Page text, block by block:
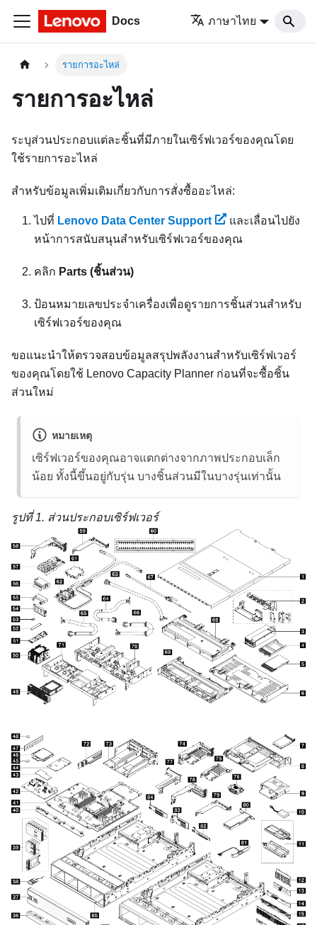
Docs ภาษาไทย
รายการอะไหล่
รายการอะไหล่
ระบุส่วนประกอบแต่ละชิ้นที่มีภายในเซิร์ฟเวอร์ของคุณโดย
ใช้รายการอะไหล่
สำหรับข้อมูลเพิ่มเติมเกี่ยวกับการสั่งซื้ออะไหล่:
ไปที่ Lenovo Data Center Support
และเลื่อนไปยัง
หน้าการสนับสนุนสำหรับเซิร์ฟเวอร์ของคุณ
คลิก Parts (ชิ้นส่วน)
ป้อนหมายเลขประจำเครื่องเพื่อดูรายการชิ้นส่วนสำหรับ
เซิร์ฟเวอร์ของคุณ
ขอแนะนำให้ตรวจสอบข้อมูลสรุปพลังงานสำหรับเซิร์ฟเวอร์
ของคุณโดยใช้ Lenovo Capacity Planner ก่อนที่จะซื้อชิ้น
ส่วนใหม่
หมายเหตุ
เซิร์ฟเวอร์ของคุณอาจแตกต่างจากภาพประกอบเล็ก
น้อย ทั้งนี้ขึ้นอยู่กับรุ่น บางชิ้นส่วนมีในบางรุ่นเท่านั้น
รูปที่ 1. ส่วนประกอบเซิร์ฟเวอร์